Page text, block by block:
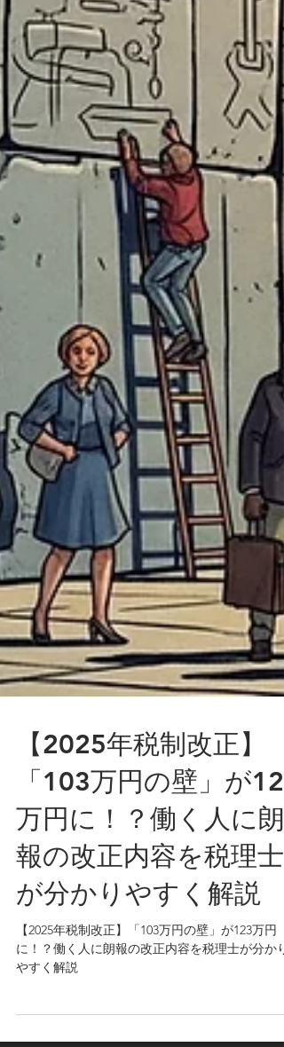
【2025年税制改正】
「103万円の壁」が123
万円に！？働く人に朗
報の改正内容を税理士
が分かりやすく解説
に！？働く人に朗報の改正内容を税理士が分かり
やすく解説